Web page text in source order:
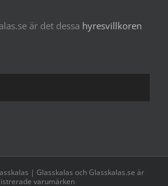
är det dessa hyresvillkoren
| Glasskalas och Glasskalas.se är
varumärken